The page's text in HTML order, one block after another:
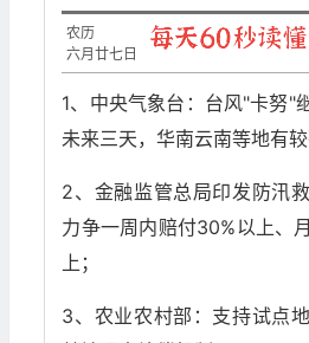
农历
六月廿七日
1、中央气象台：台风"卡努"
未来三天，华南云南等地有较
2、金融监管总局印发防汛
力争一周内赔付30%以上、
上；
3、农业农村部：支持试点